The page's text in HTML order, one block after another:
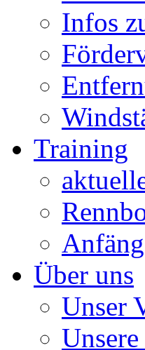
Infos
Training
Über uns
Unser